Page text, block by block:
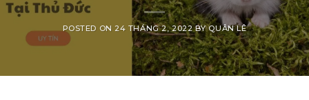
POSTED ON 24 THÁNG 2, 2022 BYQUÂN LÊ